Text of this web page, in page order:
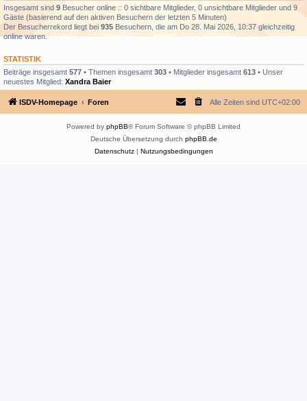
Insgesamt sind 9 Besucher online :: 0 sichtbare Mitglieder, 0 unsichtbare Mitglieder und 9
Gäste (basierend auf den aktiven Besuchern der letzten 5 Minuten)
Der Besucherrekord liegt bei 935 Besuchern, die am Do 28. Mai 2026, 10:37 gleichzeitig
online waren.
STATISTIK
Beiträge insgesamt 577 • Themen insgesamt 303 • Mitglieder insgesamt 613 • Unser
neuestes Mitglied: Xandra Baier
ISDV-Homepage Foren Alle Zeiten sind UTC+02:00
Powered by phpBB® Forum Software © phpBB Limited
Deutsche Übersetzung durch phpBB.de
Datenschutz| Nutzungsbedingungen